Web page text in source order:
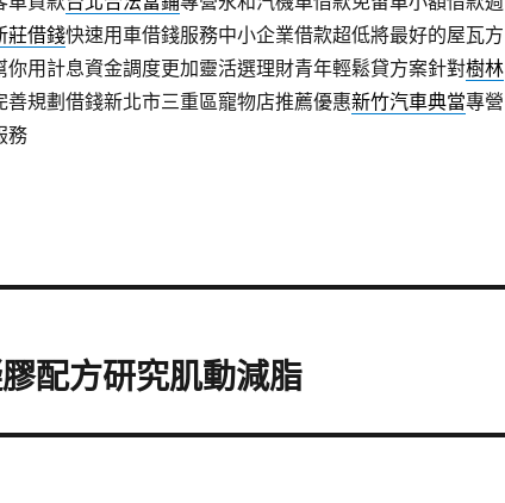
莊借錢快速用車借錢服務中小企業借款超低將最好的屋瓦方
你用計息資金調度更加靈活選理財青年輕鬆貸方案針對樹林
善規劃借錢新北市三重區寵物店推薦優惠新竹汽車典當專營
務
配方研究肌動減脂